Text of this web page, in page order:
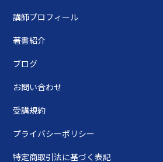
講師プロフィール
著書紹介
ブログ
お問い合わせ
受講規約
プライバシーポリシー
特定商取引法に基づく表記